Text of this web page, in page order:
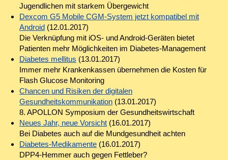
Jugendlichen mit starkem Übergewicht
Dexcom G5 Mobile CGM-System jetzt kompatibel mit
Android(12.01.2017)
Die Verknüpfung mit iOS- und Android-Geräten bietet
Patienten mehr Möglichkeiten im Diabetes-Management
Diabetes mellitus (13.01.2017)
Immer mehr Krankenkassen übernehmen die Kosten für
Flash Glucose Monitoring
Chancen und Risiken der digitalen
Gesundheitskommunikation(13.01.2017)
8. APOLLON Symposium der Gesundheitswirtschaft
Neues Jahr, neue Vorsicht(16.01.2017)
Bei Diabetes auch auf die Mundgesundheit achten
Diabetes-Medikamente(16.01.2017)
DPP4-Hemmer auch gegen Fettleber?